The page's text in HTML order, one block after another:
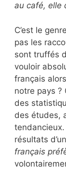
au café, elle
C’est le
pas les
sont truffés
vouloir
français
notre pays ?
des
des études,
tendancieux.
résultats
français